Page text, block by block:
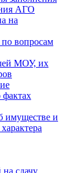
АГО
на
вопросам
МОУ, их
фактах
имуществе и